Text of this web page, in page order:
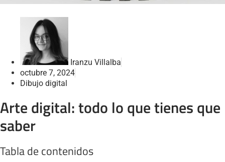
Iranzu Villalba
octubre 7, 2024
Dibujo digital
Arte digital: todo lo que tienes que
saber
Tabla de contenidos